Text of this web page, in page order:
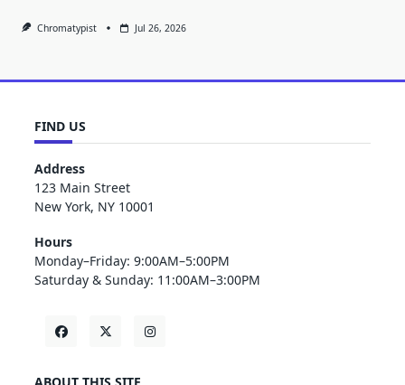
Chromatypist Jul 26, 2026
FIND US
Address
123 Main Street
New York, NY 10001
Hours
Monday–Friday: 9:00AM–5:00PM
Saturday & Sunday: 11:00AM–3:00PM